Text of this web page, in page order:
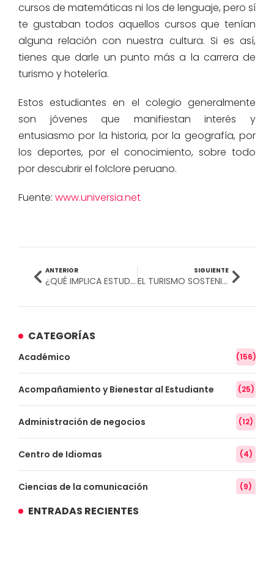
cursos de matemáticas ni los de lenguaje, pero sí
te gustaban todos aquellos cursos que tenían
alguna relación con nuestra cultura. Si es así,
tienes que darle un punto más a la carrera de
turismo y hotelería.
Estos estudiantes en el colegio generalmente
son jóvenes que manifiestan interés y
entusiasmo por la historia, por la geografía, por
los deportes, por el conocimiento, sobre todo
por descubrir el folclore peruano.
Fuente: www.universia.net
ANTERIOR
¿QUÉ IMPLICA ESTUDIAR LA CARRERA DE HOTELERÍA Y TURISMO?
SIGUIENTE
EL TURISMO SOSTENIBLE: UNA VARIANTE QUE VA GANANDO CADA VEZ MÁS PESO
CATEGORÍAS
Académico (156)
Acompañamiento y Bienestar al Estudiante (25)
Administración de negocios (12)
Centro de Idiomas (4)
Ciencias de la comunicación (9)
ENTRADAS RECIENTES